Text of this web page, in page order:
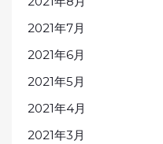
2021年7月
2021年6月
2021年5月
2021年4月
2021年3月